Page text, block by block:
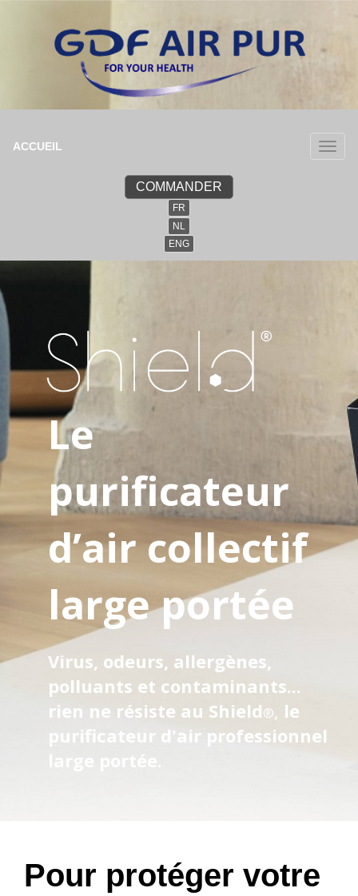
ACCUEIL
COMMANDER
FR
NL
ENG
Le
purificateur
d’air collectif
large portée
Virus, odeurs, allergènes,
polluants et contaminants...
rien ne résiste au Shield®, le
purificateur d'air professionnel
large portée.
Pour protéger votre